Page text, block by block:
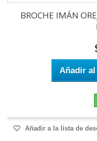
BROCHE IMÁN
Añadir
Añadir a la lista de